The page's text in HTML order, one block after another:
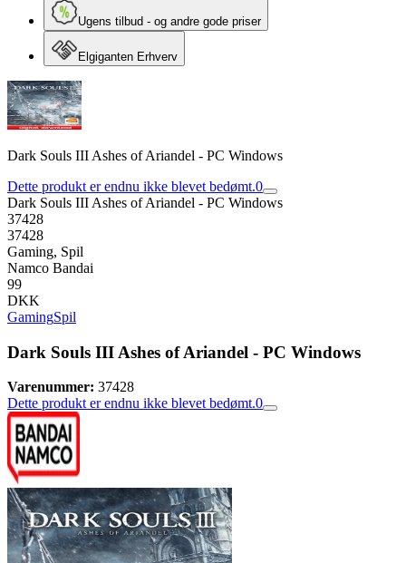
Ugens tilbud - og andre gode priser
Elgiganten Erhverv
Dark Souls III Ashes of Ariandel - PC Windows
Dette produkt er endnu ikke blevet bedømt.0
Dark Souls III Ashes of Ariandel - PC Windows
37428
37428
Gaming, Spil
Namco Bandai
99
DKK
GamingSpil
Dark Souls III Ashes of Ariandel - PC Windows
Varenummer: 37428
Dette produkt er endnu ikke blevet bedømt.0